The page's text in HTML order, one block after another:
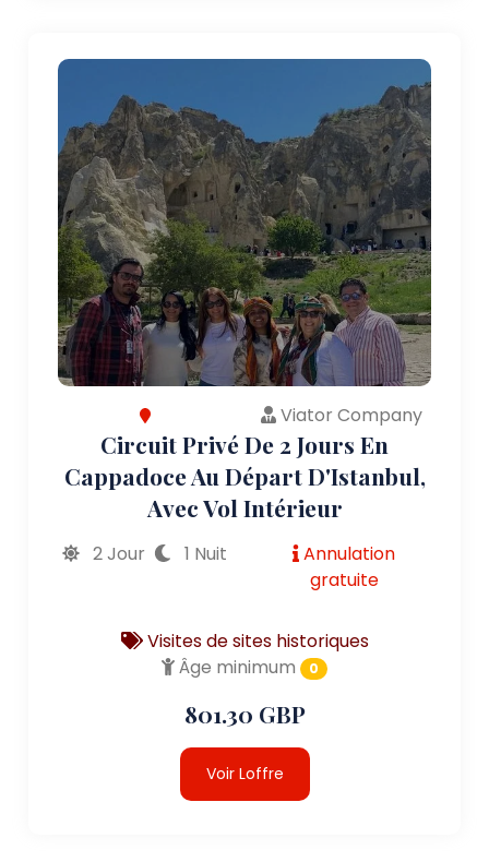
Viator Company
Circuit Privé De 2 Jours En
Cappadoce Au Départ D'Istanbul,
Avec Vol Intérieur
2 Jour 1 Nuit
Annulation
gratuite
Visites de sites historiques
Âge minimum
0
801.30 GBP
Voir Loffre